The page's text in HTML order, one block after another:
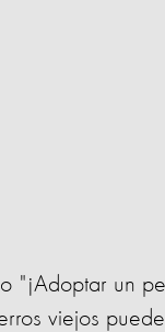
"¡Adoptar un
viejos